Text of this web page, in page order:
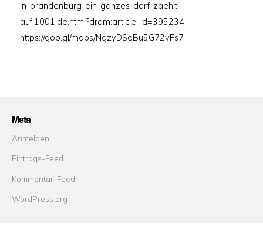
in-brandenburg-ein-ganzes-dorf-zaehlt-
auf.1001.de.html?dram:article_id=395234
https://goo.gl/maps/NgzyDSoBu5G72vFs7
Meta
Anmelden
Eintrags-Feed
Kommentar-Feed
WordPress.org